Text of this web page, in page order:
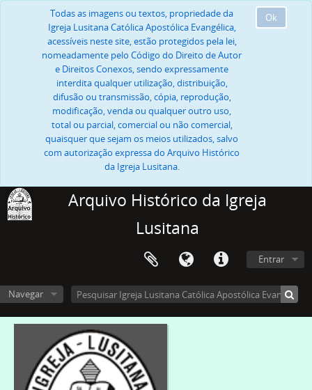
Ok
Todas as imagens ou textos, propriedade da
Igreja Lusitana Católica Apostólica Evangélica,
acessíveis neste site, estão protegidos pela lei,
nomeadamente pelo Código do Direito de Autor
e Direitos Conexos, sendo expressamente
interdita qualquer utilização, distribuição,
difusão ou transmissão, cópia, reprodução,
modificação, venda ou qualquer outro uso,
total ou parcial, comercial ou não comercial,
quaisquer que sejam os meios utilizados, salvo
com autorização expressa do Arquivo Histórico
da Igreja Lusitana.
Arquivo Histórico da Igreja
Lusitana
Entrar
Navegar